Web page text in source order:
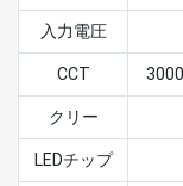
入力電圧
CCT
クリー
LEDチップ